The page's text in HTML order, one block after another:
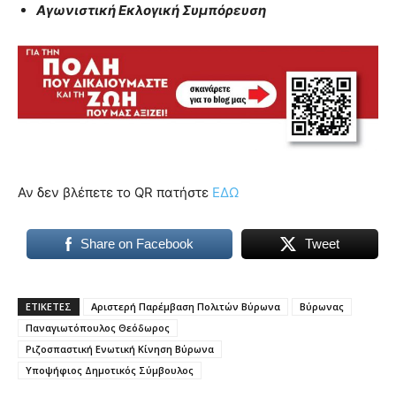
Αγωνιστική Εκλογική Συμπόρευση
Αν δεν βλέπετε το QR πατήστε ΕΔΩ
Share on Facebook Tweet
ΕΤΙΚΕΤΕΣ Αριστερή Παρέμβαση Πολιτών Βύρωνα
Βύρωνας
Παναγιωτόπουλος Θεόδωρος
Ριζοσπαστική Ενωτική Κίνηση Βύρωνα
Υποψήφιος Δημοτικός Σύμβουλος